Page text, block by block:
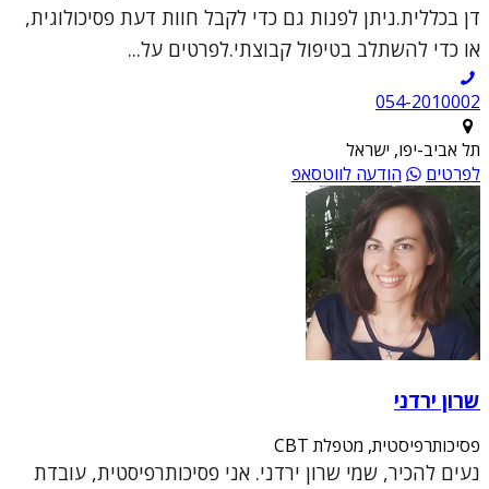
דן בכללית.ניתן לפנות גם כדי לקבל חוות דעת פסיכולוגית,
או כדי להשתלב בטיפול קבוצתי.לפרטים על...
054-2010002
תל אביב-יפו, ישראל
לפרטים
הודעה לווטסאפ
שרון ירדני
פסיכותרפיסטית, מטפלת CBT
נעים להכיר, שמי שרון ירדני. אני פסיכותרפיסטית, עובדת